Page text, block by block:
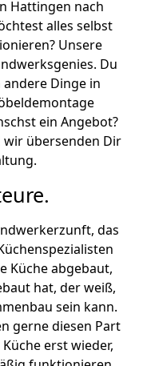
Hattingen nach
alles selbst
Unsere
Du
Dinge in
ein Angebot?
übersenden Dir
das
Küche abgebaut,
hat, der weiß,
sein kann.
gerne diesen Part
erst wieder,